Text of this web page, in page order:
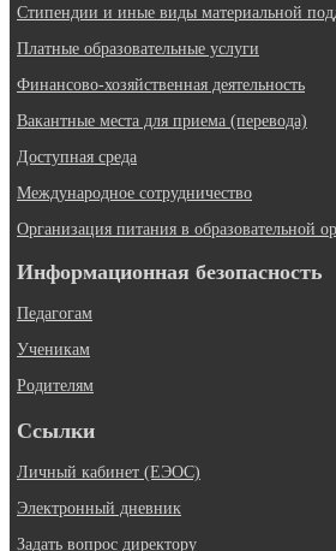
Стипендии и иные виды материальной
Платные образовательные услуги
Финансово-хозяйственная деятельность
Вакантные места для приема (перевода)
Доступная среда
Международное сотрудничество
Организация питания в образовательной
Информационная безопасность
Педагогам
Ученикам
Родителям
Ссылки
Личный кабинет (ЕЭОС)
Электронный дневник
Задать вопрос директору